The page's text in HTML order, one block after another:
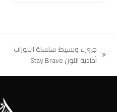
previous
جريء وبسيط: سلسلة البلوزات
أحادية اللون Stay Brave